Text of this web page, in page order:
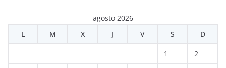
agosto 2026
L
M X J V S D
1 2